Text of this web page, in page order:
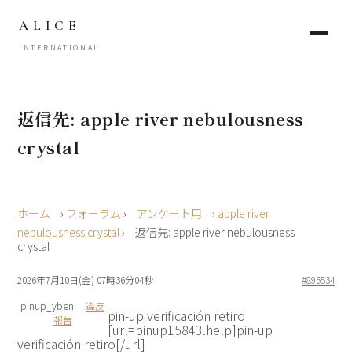
ALICE
INTERNATIONAL
返信先: apple river nebulousness
crystal
› フォーラム › アンケート用 › apple river
nebulousness crystal›
返信先: apple river nebulousness
crystal
2026年7月10日(金) 07時36分04秒
#895534
pinup_yben
違反
報告
pin-up verificación retiro
[url=pinup15843.help]pin-up
verificación retiro[/url]